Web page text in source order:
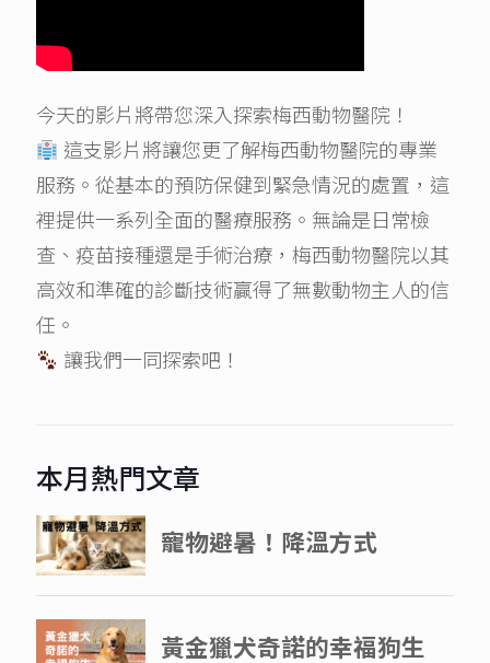
今天的影片將帶您深入探索梅西動物醫院！
這支影片將讓您更了解梅西動物醫院的專業
服務。從基本的預防保健到緊急情況的處置，這
裡提供一系列全面的醫療服務。無論是日常檢
查、疫苗接種還是手術治療，梅西動物醫院以其
高效和準確的診斷技術贏得了無數動物主人的信
任。
讓我們一同探索吧！
本月熱門文章